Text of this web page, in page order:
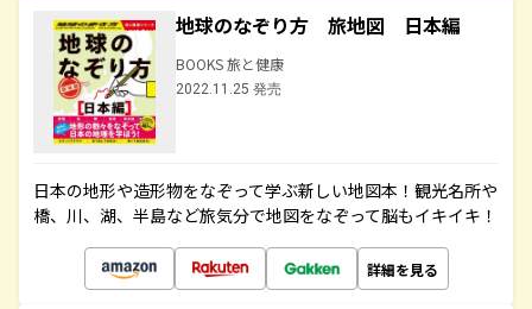
地球のなぞり方 旅地図 日本編
BOOKS 旅と健康
2022.11.25 発売
日本の地形や造形物をなぞって学ぶ新しい地図本！観光名所や
橋、川、湖、半島など旅気分で地図をなぞって脳もイキイキ！
詳細を見る